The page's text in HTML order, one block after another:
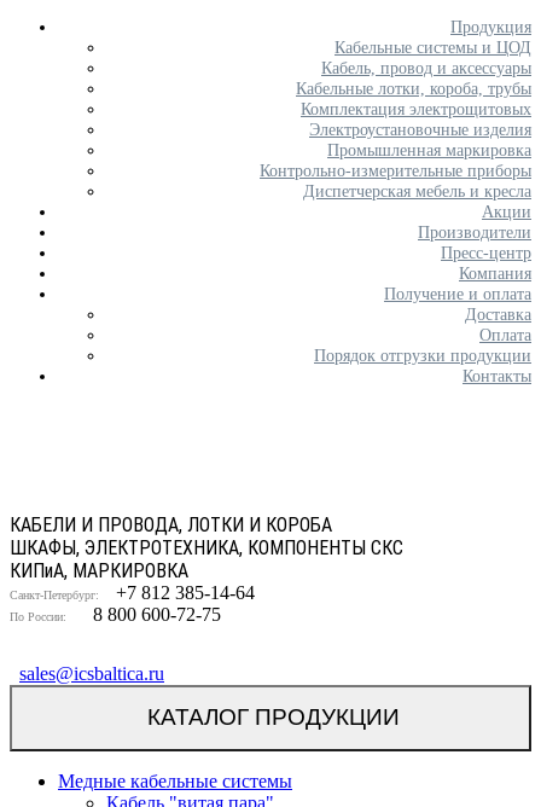
Продукция
Кабельные системы и ЦОД
Кабель, провод и аксессуары
Кабельные лотки, короба, трубы
Комплектация электрощитовых
Электроустановочные изделия
Промышленная маркировка
Контрольно-измерительные приборы
Диспетчерская мебель и кресла
Акции
Производители
Пресс-центр
Компания
Получение и оплата
Доставка
Оплата
Порядок отгрузки продукции
Контакты
КАБЕЛИ И ПРОВОДА, ЛОТКИ И КОРОБА
ШКАФЫ, ЭЛЕКТРОТЕХНИКА, КОМПОНЕНТЫ СКС
КИПиА, МАРКИРОВКА
Санкт-Петербург: +7 812 385-14-64
По России: 8 800 600-72-75
sales@icsbaltica.ru
КАТАЛОГ ПРОДУКЦИИ
Медные кабельные системы
Кабель "витая пара"